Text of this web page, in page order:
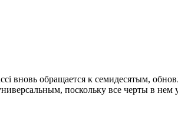
вновь обращается к семидесятым,
поскольку все черты в нем